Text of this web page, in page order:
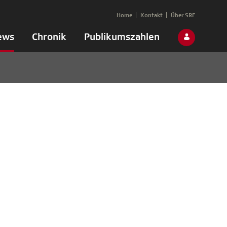
Chronik Publikumszahlen
Home Kontakt Über SRF